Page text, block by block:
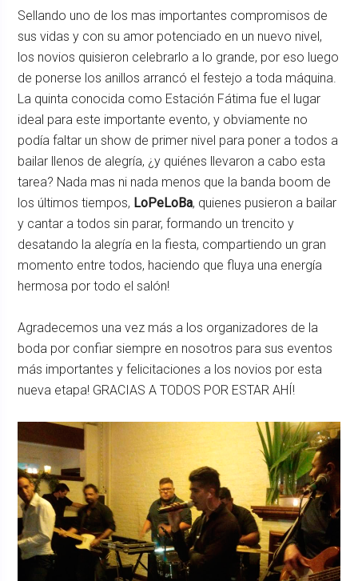
Sellando uno de los mas importantes compromisos de
sus vidas y con su amor potenciado en un nuevo nivel,
los novios quisieron celebrarlo a lo grande, por eso luego
de ponerse los anillos arrancó el festejo a toda máquina.
La quinta conocida como Estación Fátima fue el lugar
ideal para este importante evento, y obviamente no
podía faltar un show de primer nivel para poner a todos a
bailar llenos de alegría, ¿y quiénes llevaron a cabo esta
tarea? Nada mas ni nada menos que la banda boom de
los últimos tiempos, LoPeLoBa, quienes pusieron a bailar
y cantar a todos sin parar, formando un trencito y
desatando la alegría en la fiesta, compartiendo un gran
momento entre todos, haciendo que fluya una energía
hermosa por todo el salón!
Agradecemos una vez más a los organizadores de la
boda por confiar siempre en nosotros para sus eventos
más importantes y felicitaciones a los novios por esta
nueva etapa! GRACIAS A TODOS POR ESTAR AHÍ!